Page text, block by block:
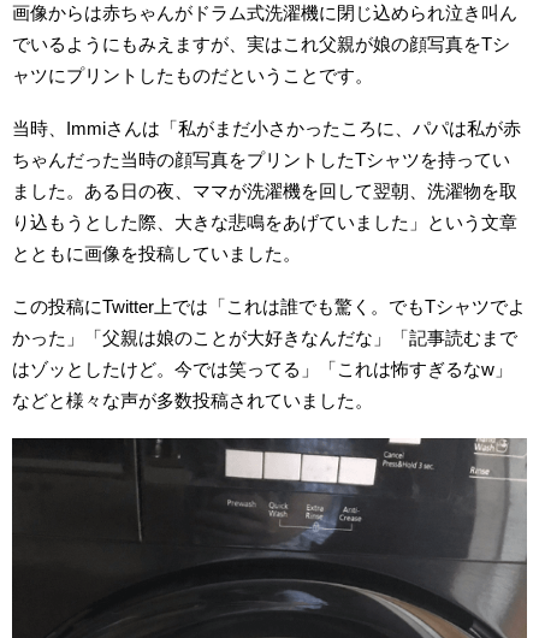
画像からは赤ちゃんがドラム式洗濯機に閉じ込められ泣き叫ん
でいるようにもみえますが、実はこれ父親が娘の顔写真をTシ
ャツにプリントしたものだということです。
当時、Immiさんは「私がまだ小さかったころに、パパは私が赤
ちゃんだった当時の顔写真をプリントしたTシャツを持ってい
ました。ある日の夜、ママが洗濯機を回して翌朝、洗濯物を取
り込もうとした際、大きな悲鳴をあげていました」という文章
とともに画像を投稿していました。
この投稿にTwitter上では「これは誰でも驚く。でもTシャツでよ
かった」「父親は娘のことが大好きなんだな」「記事読むまで
はゾッとしたけど。今では笑ってる」「これは怖すぎるなw」
などと様々な声が多数投稿されていました。